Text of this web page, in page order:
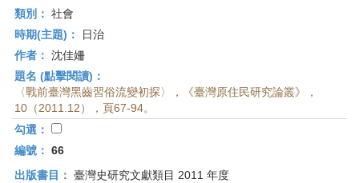
類別： 社會
時期(主題)：
日治
作者： 沈佳姍
題名 (點擊閱讀)：
〈戰前臺灣黑齒習俗流變初探〉，《臺灣原住民研究論叢》，
10（2011.12），頁67-94。
勾選：
編號： 66
出版書目： 臺灣史研究文獻類目 2011 年度